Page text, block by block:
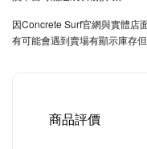
因Concrete Surf官網與實體店
有可能會遇到賣場有顯示庫存
商品評價